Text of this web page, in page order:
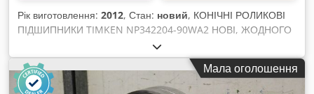
Рік виготовлення: 2012, Стан: новий, КОНІЧНІ РОЛИКОВІ
ПІДШИПНИКИ TIMKEN NP342204-90WA2 НОВІ, ЖОДНОГО
РАЗУ НЕ ВИКОРИСТОВУВАЛИСЯ ДОСТУПНО 14 ШТУК
ВАГА 320 КГ / КОЖЕН УПАКОВАНО У ДЕРЕВ’ЯНУ ЯЩИКУ
ЛІКВІДАЦІЯ СКЛАДУ ДОДАТКОВІ ПІДШИПНИКИ В
НАЯВНОСТІ: 22324 EDK FAG x2 шт. 71976MP.P5.UO FAG x1
Мала оголошення